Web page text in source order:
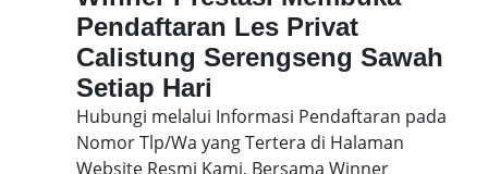
Pendaftaran Les Privat
Calistung Serengseng Sawah
Setiap Hari
Hubungi melalui Informasi Pendaftaran pada
Nomor Tlp/Wa yang Tertera di Halaman
Website Resmi Kami, Bersama Winner